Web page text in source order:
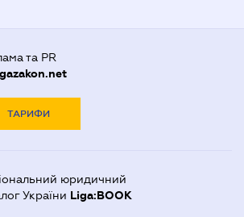
та PR
ТАРИФИ
юридичний
України Liga:BOOK